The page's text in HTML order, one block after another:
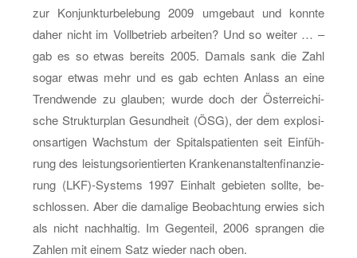
zur Kon­junk­tur­be­le­bung 2009 um­ge­baut und konn­te
daher nicht im Voll­be­trieb ar­bei­ten? Und so wei­ter … –
gab es so etwas be­reits 2005. Da­mals sank die Zahl
sogar etwas mehr und es gab ech­ten An­lass an eine
Trend­wen­de zu glau­ben; wurde doch der Ös­ter­rei­chi­
sche Struk­tur­plan Ge­sund­heit (ÖSG), der dem ex­plo­si­
ons­ar­ti­gen Wachs­tum der Spi­tal­s­pa­ti­en­ten seit Ein­füh­
rung des leis­tungs­ori­en­tier­ten Kran­ken­an­stal­ten­fi­nan­zie­
rung (LKF)-Sys­tems 1997 Ein­halt ge­bie­ten soll­te, be­
schlos­sen. Aber die da­ma­li­ge Be­ob­ach­tung er­wies sich
als nicht nach­hal­tig. Im Ge­gen­teil, 2006 spran­gen die
Zah­len mit einem Satz wie­der nach oben.